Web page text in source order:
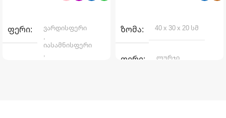
ᲤᲔᲠᲘ
ვარდისფერი
,
იასამნისფერი
,
ᲖᲝᲛᲐ 40 x 30 x 20 სმ
ᲤᲔᲠᲘ
ლურჯი